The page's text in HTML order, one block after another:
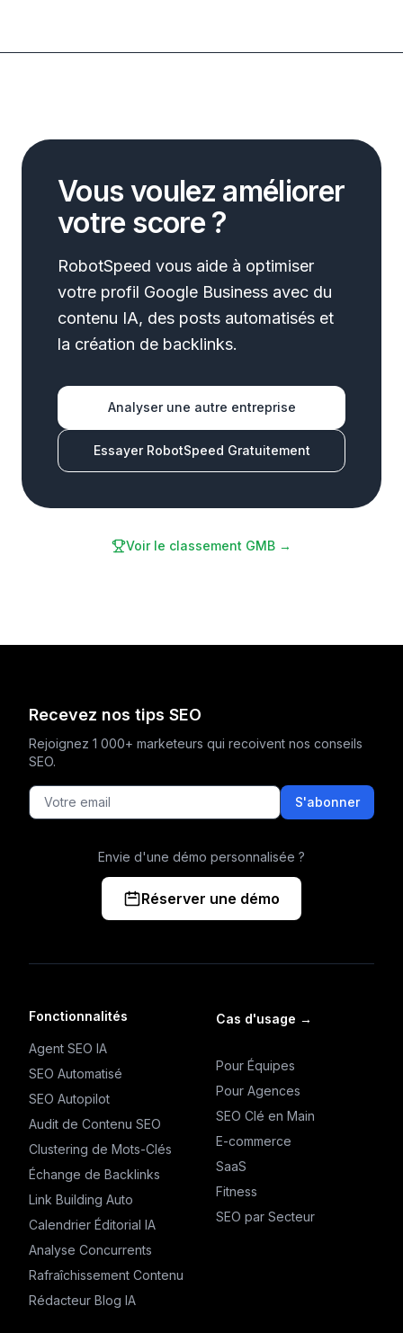
Vous voulez améliorer
votre score ?
RobotSpeed vous aide à optimiser
votre profil Google Business avec du
contenu IA, des posts automatisés et
la création de backlinks.
Analyser une autre entreprise
Essayer RobotSpeed Gratuitement
Voir le classement GMB →
Recevez nos tips SEO
Rejoignez 1 000+ marketeurs qui recoivent nos conseils
SEO.
S'abonner
Envie d'une démo personnalisée ?
Réserver une démo
Fonctionnalités
Agent SEO IA
SEO Automatisé
SEO Autopilot
Audit de Contenu SEO
Clustering de Mots-Clés
Échange de Backlinks
Link Building Auto
Calendrier Éditorial IA
Analyse Concurrents
Rafraîchissement Contenu
Rédacteur Blog IA
Cas d'usage →
Pour Équipes
Pour Agences
SEO Clé en Main
E-commerce
SaaS
Fitness
SEO par Secteur